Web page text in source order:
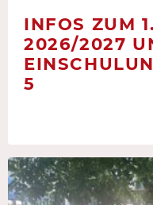
INFOS ZUM
2026/2027
5